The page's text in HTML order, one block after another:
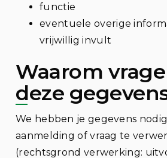
functie
eventuele overige
vrijwillig invult
Waarom
deze
We hebben je gegevens
aanmelding of vraag te
(rechtsgrond verwerking: